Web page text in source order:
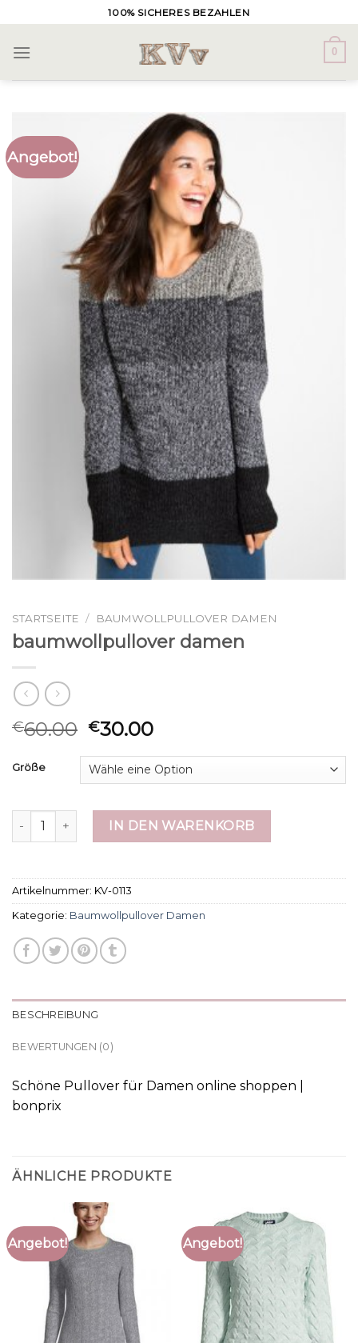
to
content
100% SICHERES BEZAHLEN
0
Angebot!
STARTSEITE / BAUMWOLLPULLOVER DAMEN
baumwollpullover damen
€60.00 €30.00
Größe
baumwollpullover damen Menge
IN DEN WARENKORB
Artikelnummer: KV-0113
Kategorie: Baumwollpullover Damen
BESCHREIBUNG
BEWERTUNGEN (0)
Schöne Pullover für Damen online shoppen |
bonprix
ÄHNLICHE PRODUKTE
Angebot! Angebot!